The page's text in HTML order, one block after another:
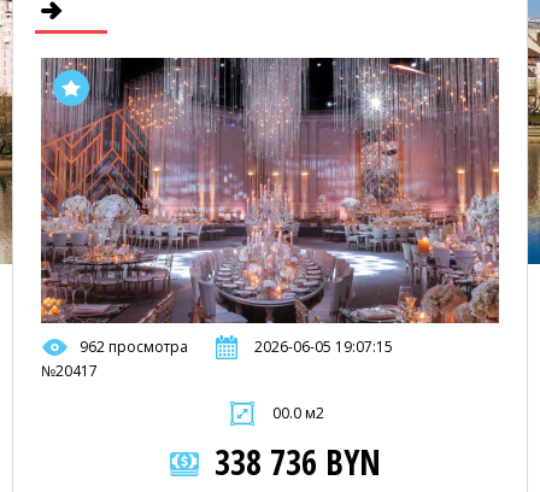
962 просмотра
2026-06-05 19:07:15
№20417
00.0 м2
338 736 BYN